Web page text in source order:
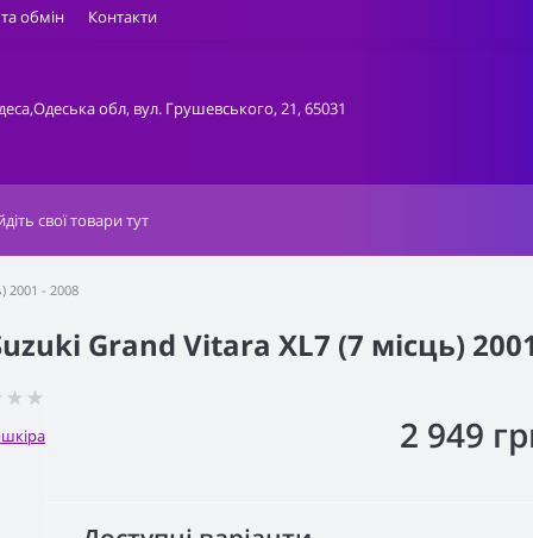
обмін Контакти
обл, вул. Грушевського, 21, 65031
2001 - 2008
Grand Vitara XL7 (7 місць)
2 949